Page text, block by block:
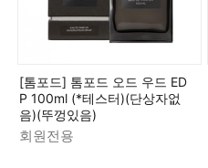
[톰포드] 톰포드 오드 우드 ED
P 100ml (*테스터)(단상자없
음)(뚜껑있음)
회원전용